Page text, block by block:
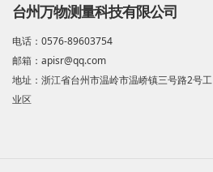
台州万物测量科技有限公司
电话：0576-89603754
邮箱：apisr@qq.com
地址：浙江省台州市温岭市温峤镇三号路2号工
业区